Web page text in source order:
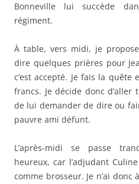
Bonneville lui succède
régiment.
À table, vers midi, je
dire quelques prières pour
c’est accepté. Je fais la
francs. Je décide donc
de lui demander de dire ou
pauvre ami défunt.
L’après-midi se passe
heureux, car l’adjudant
comme brosseur. Je n’ai donc